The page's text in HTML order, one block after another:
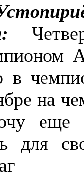
в
на
еще
для